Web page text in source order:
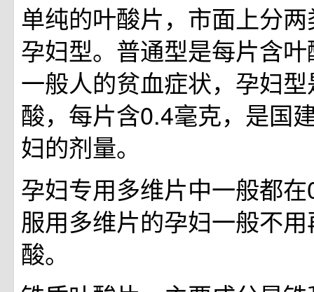
单纯的叶酸片，市面上分
孕妇型。普通型是每片含
一般人的贫血症状，孕妇
酸，每片含0.4毫克，是国
妇的剂量。
孕妇专用多维片中一般都
服用多维片的孕妇一般不
酸。